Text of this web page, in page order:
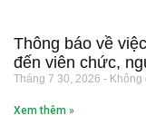
Thông báo về
đến viên chức,
Tháng 7 30, 2026 Không
Xem thêm »